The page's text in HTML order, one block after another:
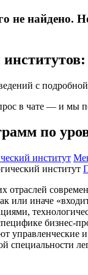
не найдено.
с
в чате — и
по
институт
отраслей
или иначе
бизнес-
управленческие
специальности